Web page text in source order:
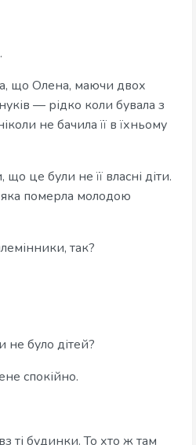
що Олена, маючи двох
— рідко коли бувала з
не бачила її в їхньому
це були не її власні діти.
яка померла молодою
так?
не було дітей?
спокійно.
ті будинки. То хто ж там